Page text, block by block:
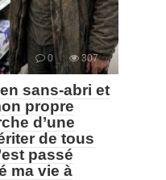
0 307
sans-abri et
propre
d’une
de tous
passé
ma vie à